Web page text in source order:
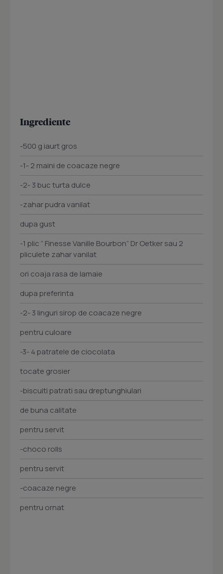
Ingrediente
-500 g iaurt gros
-1- 2 maini de coacaze negre
-2- 3 buc turta dulce
-zahar pudra vanilat
dupa gust
-1 plic “ Finesse Vanille Bourbon” Dr Oetker sau 2
pliculete zahar vanilat
ori coaja rasa de lamaie
dupa preferinta
-2- 3 linguri sirop de coacaze negre
pentru culoare
-3- 4 patratele de ciocolata
tocate grosier
-biscuiti patrati sau dreptunghiulari
de buna calitate
pentru servit
-choco rolls
pentru servit
-coacaze negre
pentru ornat